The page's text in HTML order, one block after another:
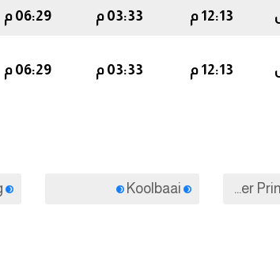
12:13 م 03:33 م 06:29 م
12:13 م 03:33 م 06:29 م